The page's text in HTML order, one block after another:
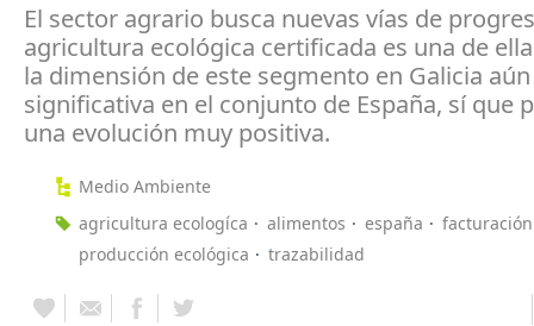
El sector agrario busca nuevas vías de
agricultura ecológica certificada es una de
la dimensión de este segmento en Galicia
significativa en el conjunto de España, sí que
una evolución muy positiva.
Medio Ambiente
agricultura ecologíca
alimentos españa
facturación
producción ecológica
trazabilidad